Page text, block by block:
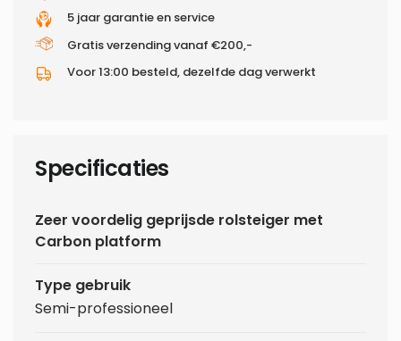
5 jaar garantie en service
Gratis verzending vanaf €200,-
Voor 13:00 besteld, dezelfde dag verwerkt
Specificaties
Zeer voordelig geprijsde rolsteiger met
Carbon platform
Type gebruik
Semi-professioneel